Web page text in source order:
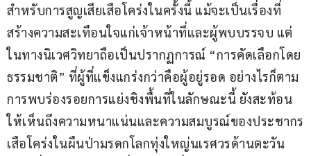
สำหรับการสูญเสียเสือโคร่งในครั้งนี้ แม้จะเป็นเรื่องที่
สร้างความสะเทือนใจแก่เจ้าหน้าที่และผู้พบบรรจบ แต่
ในทางนิเวศวิทยาถือเป็นปรากฏการณ์ “การคัดเลือกโดย
ธรรมชาติ” ที่ผู้ที่แข็งแกร่งกว่าคือผู้อยู่รอด อย่างไรก็ตาม
การพบร่องรอยการแย่งชิงพื้นที่ในลักษณะนี้ ยังสะท้อน
ให้เห็นถึงความหนาแน่นและความสมบูรณ์ของประชากร
เสือโคร่งในผืนป่ามรดกโลกทุ่งใหญ่นเรศวรด้านตะวัน